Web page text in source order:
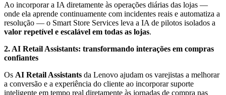
Ao incorporar a IA diretamente às operações diárias das lojas —
onde ela aprende continuamente com incidentes reais e automatiza a
resolução — o Smart Store Services leva a IA de pilotos isolados a
valor repetível e escalável em todas as lojas.
2. AI Retail Assistants: transformando interações em compras
confiantes
Os AI Retail Assistants da Lenovo ajudam os varejistas a melhorar
a conversão e a experiência do cliente ao incorporar suporte
inteligente em tempo real diretamente às jornadas de compra nas